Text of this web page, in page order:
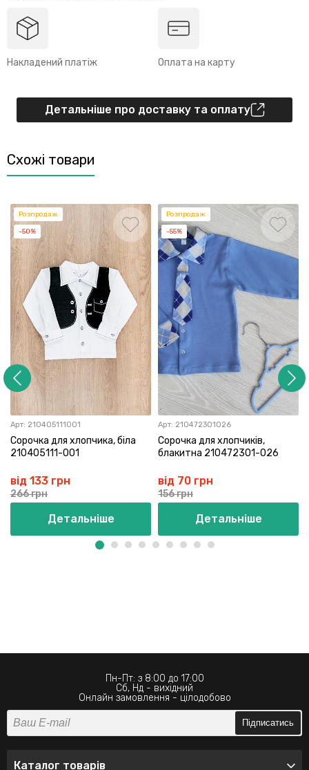
Накладений платіж Оплата на карту
Детальніше про доставку та оплату
Схожі товари
Розпродаж
-50%
Арт: 210405111001
Сорочка для хлопчика, біла
210405111-001
від 133 грн
266 грн
Детальніше
Розпродаж
-55%
Арт: 210472301026
Сорочка для хлопчиків,
блакитна 210472301-026
від 70 грн
156 грн
Детальніше
Пн-Пт: з 8:00 до 17:00
Сб, Нд - вихідний
Онлайн замовлення - цілодобово
Підписатись
Каталог товарів